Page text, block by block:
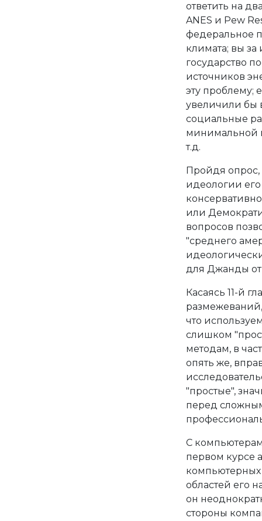
ответить на
ANES и Pew
федеральное
климата; вы
государство
источников
эту проблему;
увеличили бы
социальные
минимальной
т.д.
Пройдя опрос,
идеологии
или
вопросов
"среднего
для Джанды
Касаясь 11-й
что
слишком
методам, в
опять же,
"простые",
перед
С
первом курсе
компьютерных
областей его
он
стороны